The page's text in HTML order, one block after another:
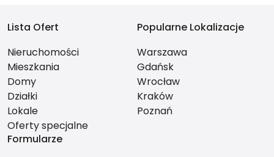
Lista Ofert
Nieruchomości
Mieszkania
Domy
Działki
Lokale
Oferty specjalne
Popularne Lokalizacje
Warszawa
Gdańsk
Wrocław
Kraków
Poznań
Formularze